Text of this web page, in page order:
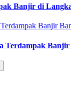
Banjir di
Terdampak